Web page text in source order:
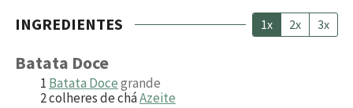
INGREDIENTES 1x 2x 3x
Batata Doce
1 Batata Docegrande
2colheres de cháAzeite